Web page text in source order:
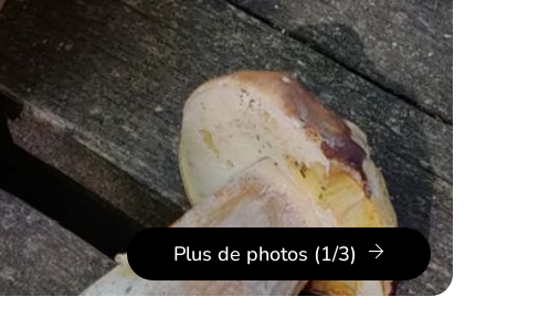
Plus de photos (1/3)